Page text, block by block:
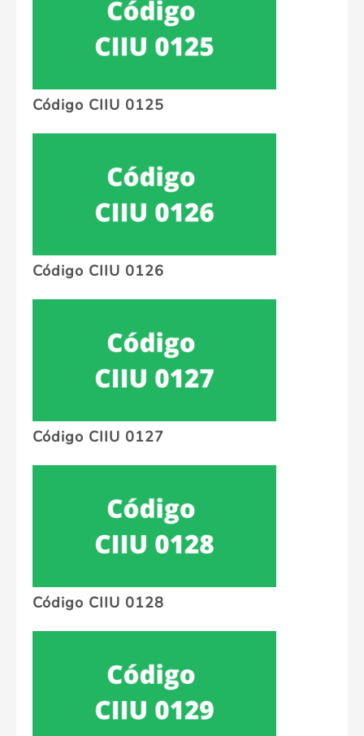
Código CIIU 0125
Código CIIU 0126
Código CIIU 0127
Código CIIU 0128